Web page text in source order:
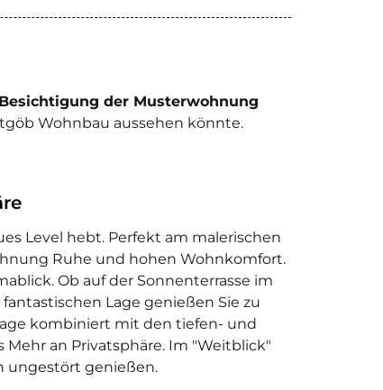
der Musterwohnung
Wohnbau aussehen könnte.
Level hebt. Perfekt am malerischen
Ruhe und hohen Wohnkomfort.
Ob auf der Sonnenterrasse im
Lage genießen Sie zu
kombiniert mit den tiefen- und
an Privatsphäre. Im "Weitblick"
ungestört genießen.